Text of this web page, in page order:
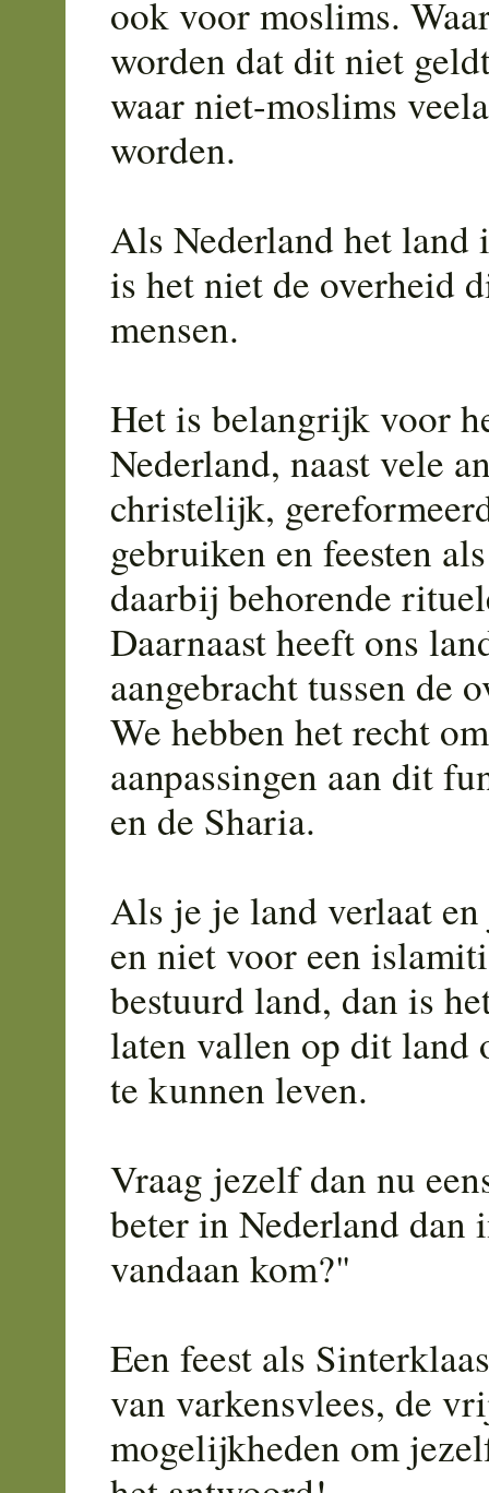
ook voor moslims.
worden dat dit niet
waar niet-moslims
worden.
Als Nederland het land
is het niet de overheid
mensen.
Het is belangrijk voor
Nederland, naast vele
christelijk,
gebruiken en feesten
daarbij behorende
Daarnaast heeft ons
aangebracht tussen de
We hebben het recht
aanpassingen aan dit
en de Sharia.
Als je je land verlaat
en niet voor een
bestuurd land, dan is
laten vallen op dit land
te kunnen leven.
Vraag jezelf dan nu
beter in Nederland dan
vandaan kom?"
Een feest als
van varkensvlees, de
mogelijkheden om